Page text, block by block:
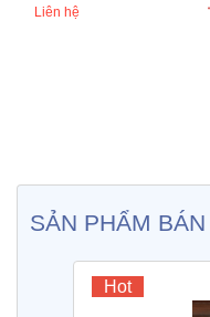
Liên hệ
SẢN PHẨM
Hot